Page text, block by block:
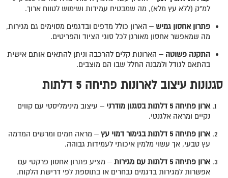
למ"ק (ללא עץ מלא), מה שמבטיח עמידות ושימוש לטווח ארוך.
פתרון אחסון גמיש – הארון כולל מדפים ובדגמים מסוימים גם מגירות,
מה שמאפשר אחסון מאורגן לכל סוגי הציוד והפריטים.
התקנה פשוטה – הארונות קלים להרכבה וניתן להתאים אותם אישית
בהתאם לגודל ולמבנה החלל שבו הם מוצבים.
סגנונות עיצוב לארונות פתיחה 5 דלתות
ארון פתיחה 5 דלתות בסגנון מודרני
– עיצוב מינימליסטי עם קווים
נקיים ומראה אלגנטי.
ארון פתיחה 5 דלתות בגימור דמוי עץ
– מראה חמים ומרשים המדמה
עץ טבעי, אך עשוי מלמין איכותי לעמידות גבוהה.
ארון פתיחה 5 דלתות עם מגירות
– מציע פתרון אחסון פרקטי עם
אפשרות למגירות בדגמים נבחרים או בתוספת לפי דרישת הלקוח.